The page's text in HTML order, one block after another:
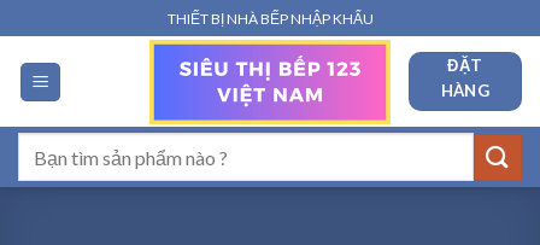
qua
nội
dung
THIẾT BỊ NHÀ BẾP NHẬP KHẨU
ĐẶT
HÀNG
kiếm: